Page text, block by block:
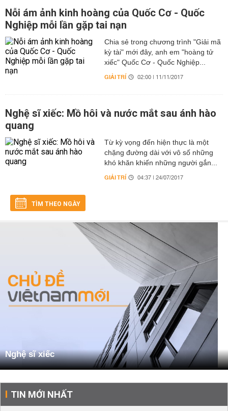
Nỗi ám ảnh kinh hoàng của Quốc Cơ - Quốc
Nghiệp mỗi lần gặp tai nạn
Chia sẻ trong chương trình "Giải mã
kỳ tài" mới đây, anh em "hoàng tử
xiếc" Quốc Cơ - Quốc Nghiệp...
GIẢI TRÍ 02:00 | 11/11/2017
Nghệ sĩ xiếc: Mồ hôi và nước mắt sau ánh hào
quang
Từ kỳ vọng đến hiện thực là một
chặng đường dài với vô số những
khó khăn khiến những người gắn...
GIẢI TRÍ 04:37 | 24/07/2017
TÌM THEO NGÀY
Nghệ sĩ xiếc
TIN MỚI NHẤT